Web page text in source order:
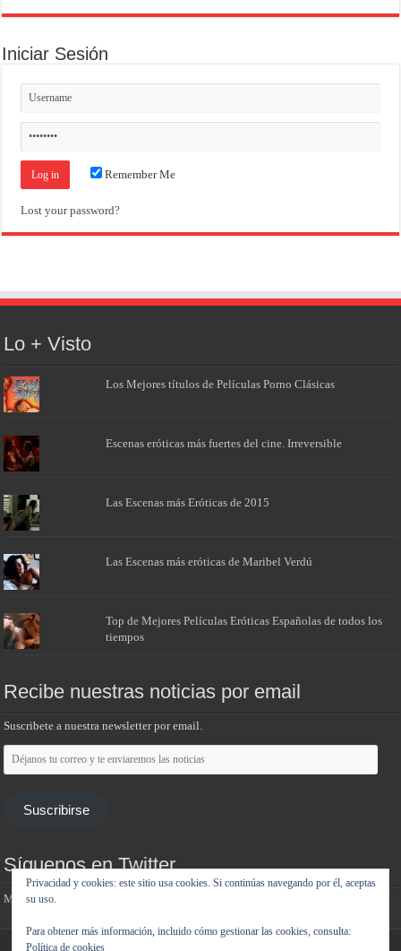
Iniciar Sesión
Remember Me
Lost your password?
Lo + Visto
Los Mejores títulos de Películas Porno Clásicas
Escenas eróticas más fuertes del cine. Irreversible
Las Escenas más Eróticas de 2015
Las Escenas más eróticas de Maribel Verdú
Top de Mejores Películas Eróticas Españolas de todos los
tiempos
Recibe nuestras noticias por email
Suscribete a nuestra newsletter por email.
Déjanos
tu
Suscribirse
Síguenos en Twitter
Mis tuits
Privacidad y cookies: este sitio usa cookies. Si continúas navegando por él, aceptas
su uso.
Para obtener más información, incluido cómo gestionar las cookies, consulta:
Política de cookies